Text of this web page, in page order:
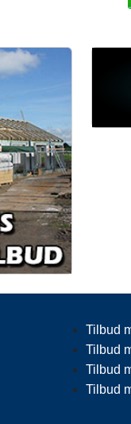
Tilbud
Tilbud
Tilbud
Tilbud